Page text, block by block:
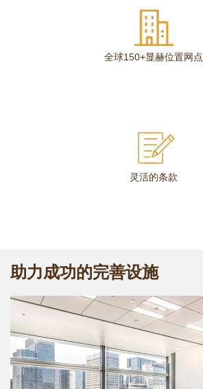
全球150+显赫位置网点
灵活的条款
助力成功的完善设施